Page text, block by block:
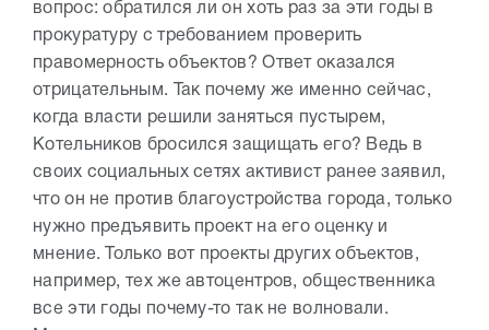
вопрос: обратился ли он хоть раз за эти годы в
прокуратуру с требованием проверить
правомерность объектов? Ответ оказался
отрицательным. Так почему же именно сейчас,
когда власти решили заняться пустырем,
Котельников бросился защищать его? Ведь в
своих социальных сетях активист ранее заявил,
что он не против благоустройства города, только
нужно предъявить проект на его оценку и
мнение. Только вот проекты других объектов,
например, тех же автоцентров, общественника
все эти годы почему-то так не волновали.